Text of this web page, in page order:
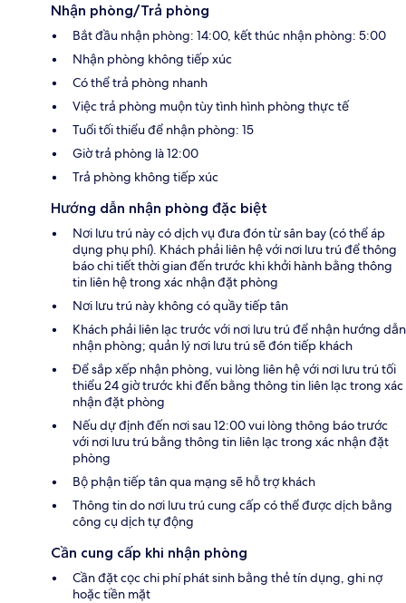
Nhận phòng/Trả phòng
Bắt đầu nhận phòng: 14:00, kết thúc nhận phòng: 5:00
Nhận phòng không tiếp xúc
Có thể trả phòng nhanh
Việc trả phòng muộn tùy tình hình phòng thực tế
Tuổi tối thiểu để nhận phòng: 15
Giờ trả phòng là 12:00
Trả phòng không tiếp xúc
Hướng dẫn nhận phòng đặc biệt
Nơi lưu trú này có dịch vụ đưa đón từ sân bay (có thể áp
dụng phụ phí). Khách phải liên hệ với nơi lưu trú để thông
báo chi tiết thời gian đến trước khi khởi hành bằng thông
tin liên hệ trong xác nhận đặt phòng
Nơi lưu trú này không có quầy tiếp tân
Khách phải liên lạc trước với nơi lưu trú để nhận hướng dẫn
nhận phòng; quản lý nơi lưu trú sẽ đón tiếp khách
Để sắp xếp nhận phòng, vui lòng liên hệ với nơi lưu trú tối
thiểu 24 giờ trước khi đến bằng thông tin liên lạc trong xác
nhận đặt phòng
Nếu dự định đến nơi sau 12:00 vui lòng thông báo trước
với nơi lưu trú bằng thông tin liên lạc trong xác nhận đặt
phòng
Bộ phận tiếp tân qua mạng sẽ hỗ trợ khách
Thông tin do nơi lưu trú cung cấp có thể được dịch bằng
công cụ dịch tự động
Cần cung cấp khi nhận phòng
Cần đặt cọc chi phí phát sinh bằng thẻ tín dụng, ghi nợ
hoặc tiền mặt